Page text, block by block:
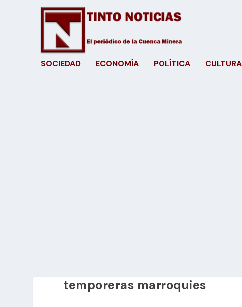
SOCIEDAD ECONOMÍA POLÍTICA CULTURA
temporeras marroquies